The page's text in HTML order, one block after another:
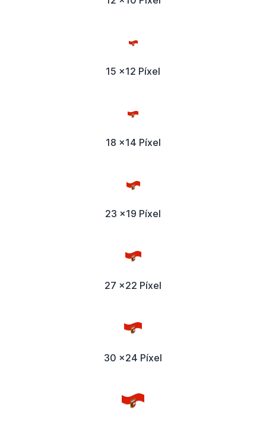
15 x12 Píxel
18 x14 Píxel
23 x19 Píxel
27 x22 Píxel
30 x24 Píxel